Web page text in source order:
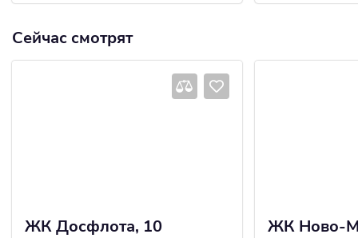
Сейчас смотрят
ЖК Досфлота, 10 ЖК Ново-